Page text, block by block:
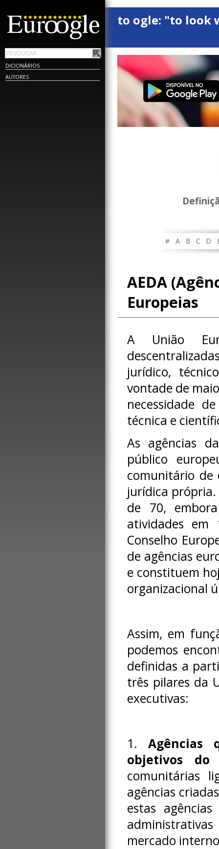
DICIONÁRIOS
AUTORES
to ogle: "to look
# A B C D
AEDA
Europeias
A União
jurídico,
vontade de
necessidade
técnica e
As agências
público
comunitário de
jurídica própria.
de 70,
atividades em
Conselho
de agências
e constituem
organizacional
Assim, em
podemos
definidas a
três pilares da
executivas:
1.Agências
objetivos do
comunitárias
agências
estas
mercado